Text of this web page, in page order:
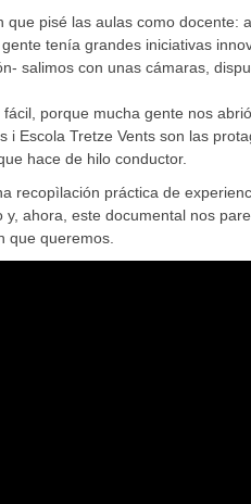
pisé las aulas como docente:
tenía grandes iniciativas
salimos con unas cámaras,
porque mucha gente nos
Escola Tretze Vents son las
hace de hilo conductor.
recopìlación práctica de
ahora, este documental nos
que queremos.